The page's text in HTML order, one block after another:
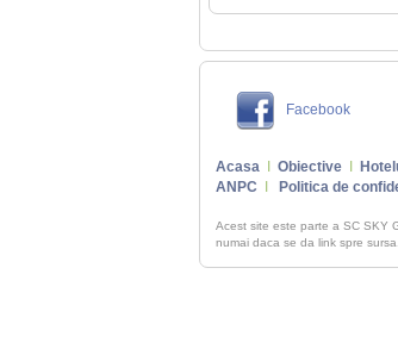
Facebook
AcasaI ObiectiveI
ANPC
Politica de
Acest site este parte a SC SKY
numai daca se da link spre